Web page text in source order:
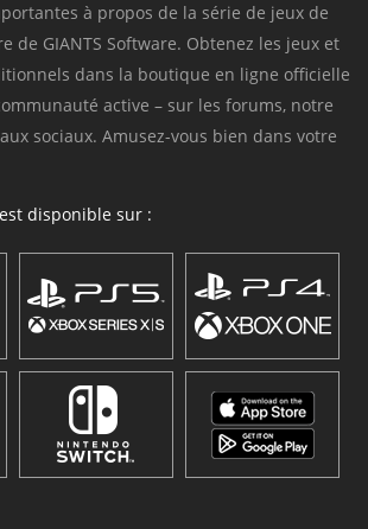
à propos de la série de jeux de
de GIANTS Software. Obtenez les jeux et
dans la boutique en ligne officielle
active – sur les forums, notre
sociaux. Amusez-vous bien dans votre
disponible sur :